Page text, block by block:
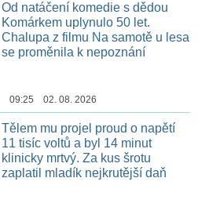
Od natáčení komedie s dědou
Komárkem uplynulo 50 let.
Chalupa z filmu Na samotě u lesa
se proměnila k nepoznání
09:25 02. 08. 2026
Tělem mu projel proud o napětí
11 tisíc voltů a byl 14 minut
klinicky mrtvý. Za kus šrotu
zaplatil mladík nejkrutější daň